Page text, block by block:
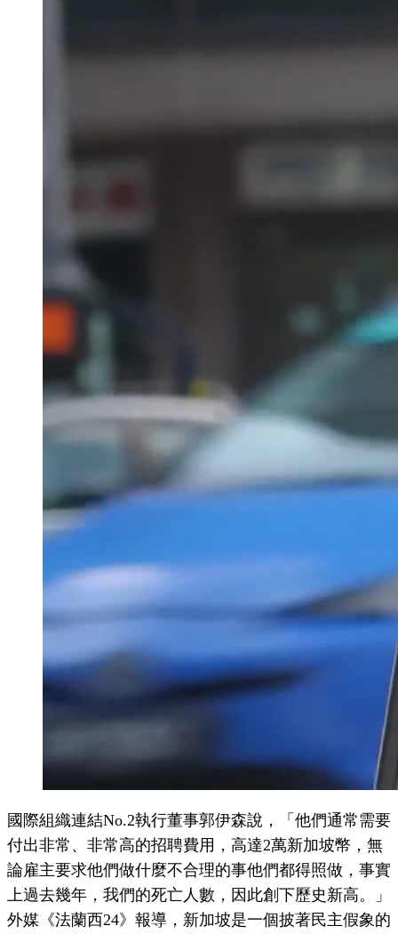
國際組織連結No.2執行董事郭伊森說，「他們通常需要
付出非常、非常高的招聘費用，高達2萬新加坡幣，無
論雇主要求他們做什麼不合理的事他們都得照做，事實
上過去幾年，我們的死亡人數，因此創下歷史新高。」
外媒《法蘭西24》報導，新加坡是一個披著民主假象的